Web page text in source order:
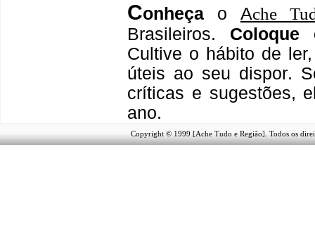
Conheça o Ache
Brasileiros.
Cultive o hábito de
úteis ao seu dispor.
críticas e sugestões,
ano.
Copyright © 1999 [Ache Tudo e Região]. Todos os